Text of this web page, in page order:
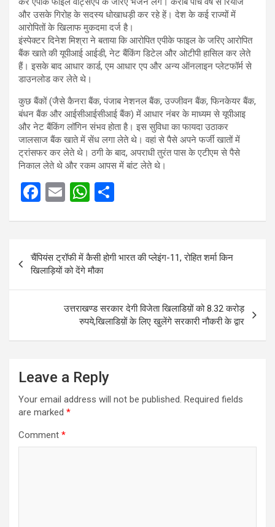
और उसके गिरोह के सदस्य धोखाधड़ी कर रहे हें। देश के कई राज्यों में
आरोपितों के खिलाफ मुकदमा दर्ज है।
इंस्पेक्टर दिनेश मिश्रा ने बताया कि‍ आरोपित एपीके फाइल के जरिए आरोपित
बैंक खाते की यूपीआई आईडी, नेट बैंकिंग डिटेल और ओटीपी हासिल कर लेते
हैं। इसके बाद आधार कार्ड, एम आधार एप और अन्य ऑनलाइन प्लेटफॉर्म से
डाउनलोड कर लेते थे।
कुछ बैंकों (जैसे कैनरा बैंक, पंजाब नेशनल बैंक, उज्जीवन बैंक, फिनकेयर बैंक,
बंधन बैंक और आईसीआईसीआई बैंक) में आधार नंबर के माध्यम से यूपीआइ
और नेट बैंकिंग लॉगिन संभव होता है। इस सुविधा का फायदा उठाकर
जालसाज बैंक खाते में सेंध लगा लेते थे। वहां से पैसे अपने फर्जी खातों में
ट्रांसफर कर लेते थे। ठगी के बाद, अपराधी तुरंत पास के एटीएम से पैसे
निकाल लेते थे और रकम आपस में बांट लेते थे।
F
b
o
o
E
W
s
A
p
p
e
Post
navigation
चैंपियंस ट्रॉफी में कैसी होगी भारत की प्लेइंग-11, रोहित शर्मा किन
खिलाड़ियों को देंगे मौका
उत्तराखण्ड सरकार देगी विजेता खिलाडिय़ों को 8.32 करोड़
रुपये,खिलाडिय़ों के लिए खुलेंगे सरकारी नौकरी के द्वार
Leave a Reply
Your email address will not be published. Required fields
are marked *
Comment *